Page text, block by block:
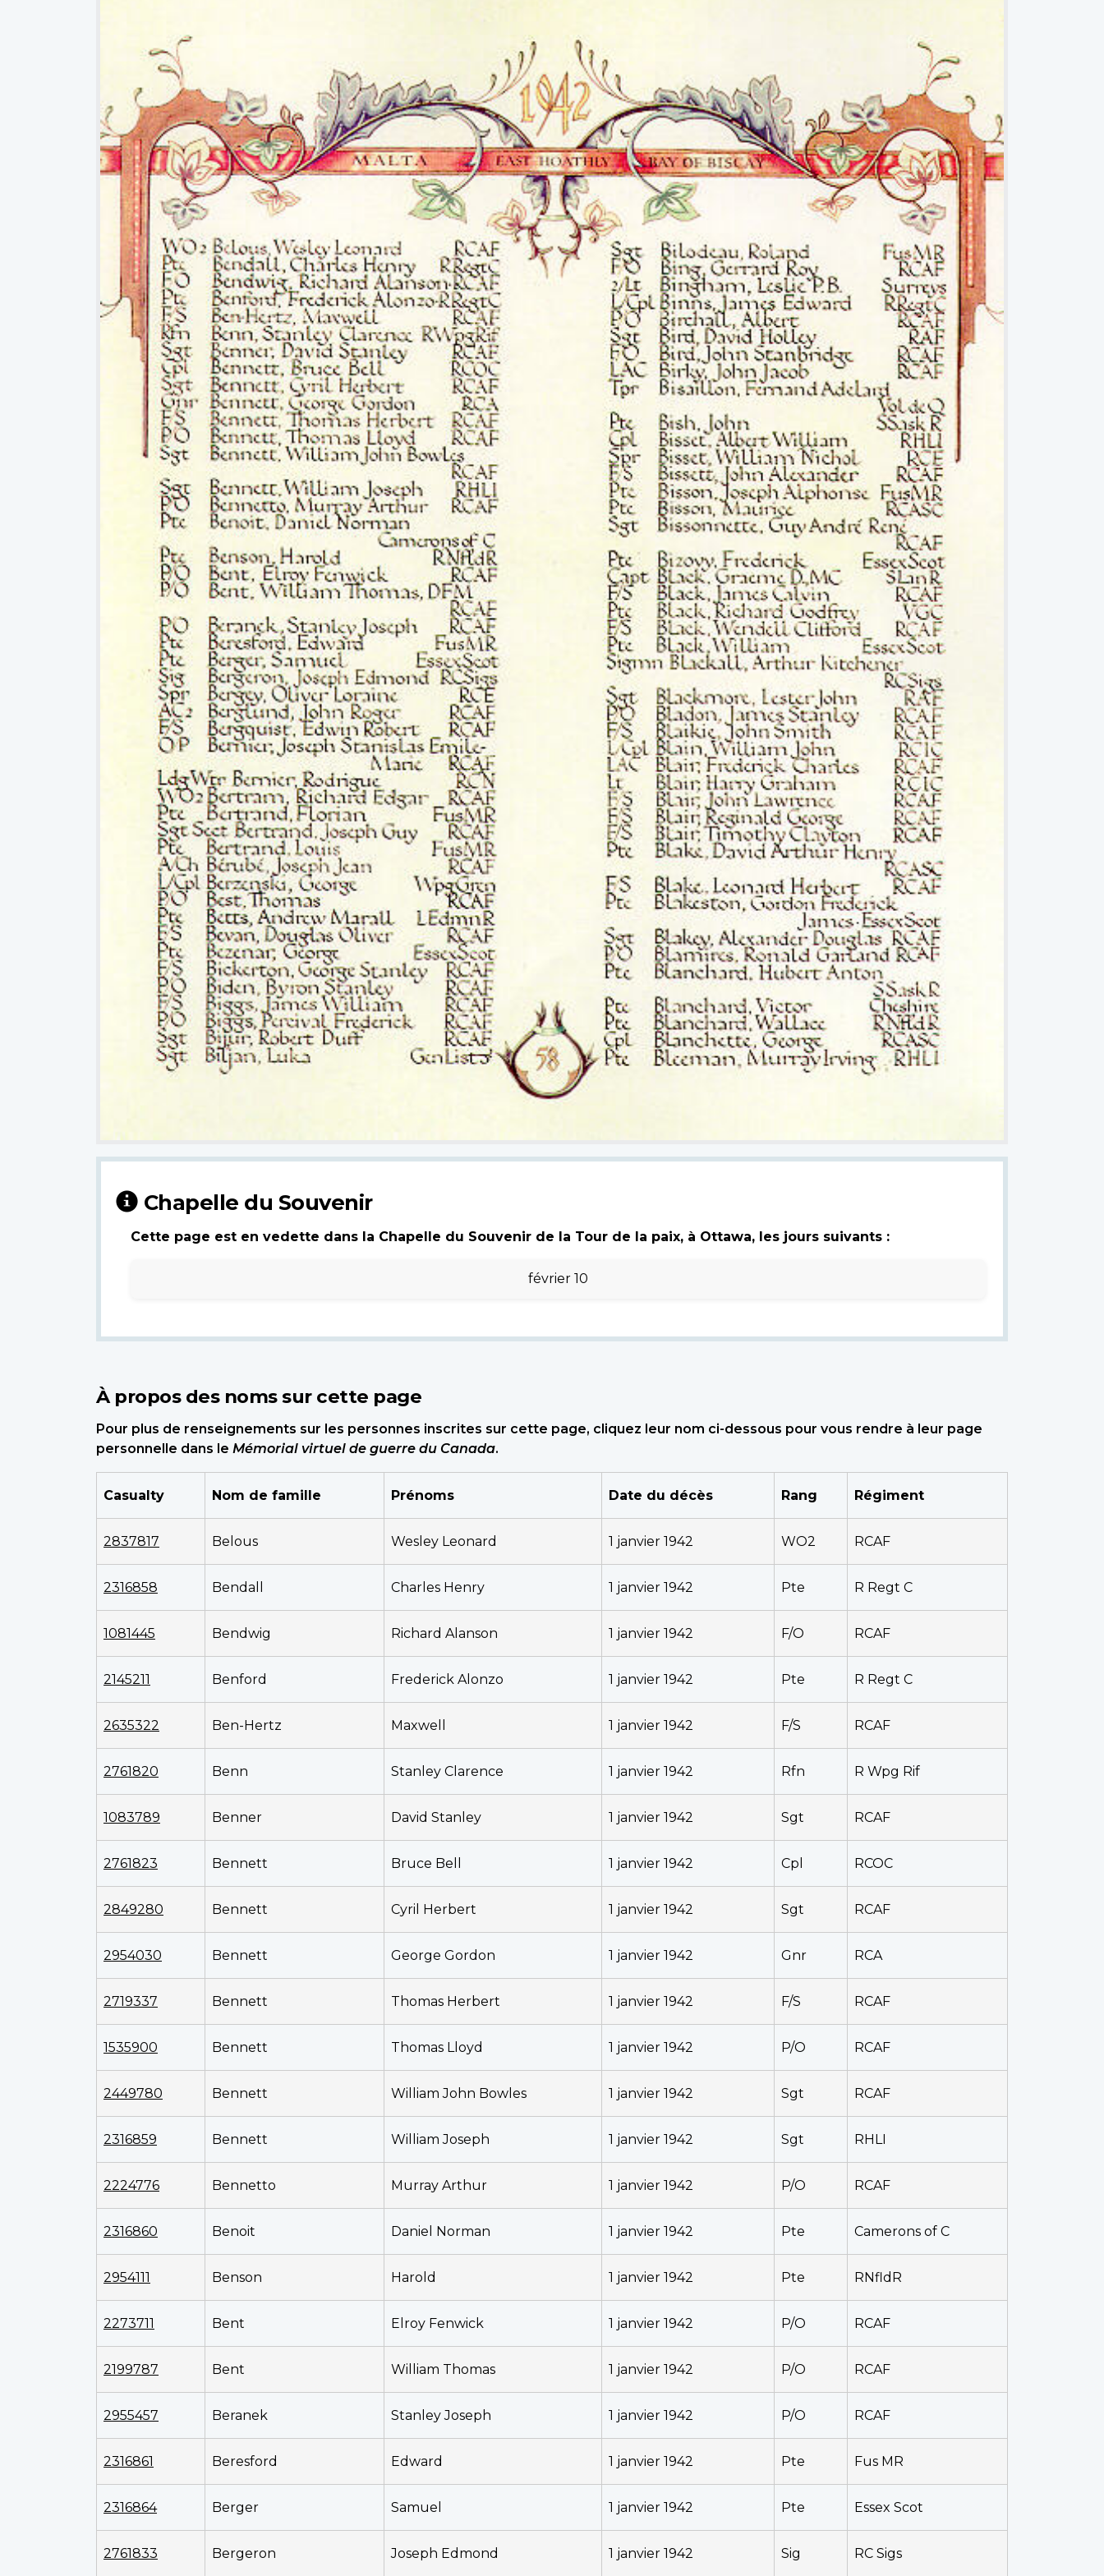
Chapelle du Souvenir
Cette page est en vedette dans la Chapelle du Souvenir de la Tour de la paix, à Ottawa, les jours suivants :
février 10
À propos des noms sur cette page
Pour plus de renseignements sur les personnes inscrites sur cette page, cliquez leur nom ci-dessous pour vous rendre à leur page
personnelle dans le Mémorial virtuel de guerre du Canada.
Casualty Nom de famille Prénoms Date du décès Rang Régiment
2837817 Belous Wesley Leonard 1 janvier 1942 WO2 RCAF
2316858 Bendall Charles Henry 1 janvier 1942 Pte R Regt C
1081445 Bendwig Richard Alanson 1 janvier 1942 F/O RCAF
2145211 Benford Frederick Alonzo 1 janvier 1942 Pte R Regt C
2635322 Ben-Hertz Maxwell 1 janvier 1942 F/S RCAF
2761820 Benn Stanley Clarence 1 janvier 1942 Rfn R Wpg Rif
1083789 Benner David Stanley 1 janvier 1942 Sgt RCAF
2761823 Bennett Bruce Bell 1 janvier 1942 Cpl RCOC
2849280 Bennett Cyril Herbert 1 janvier 1942 Sgt RCAF
2954030 Bennett George Gordon 1 janvier 1942 Gnr RCA
2719337 Bennett Thomas Herbert 1 janvier 1942 F/S RCAF
1535900 Bennett Thomas Lloyd 1 janvier 1942 P/O RCAF
2449780 Bennett William John Bowles 1 janvier 1942 Sgt RCAF
2316859 Bennett William Joseph 1 janvier 1942 Sgt RHLI
2224776 Bennetto Murray Arthur 1 janvier 1942 P/O RCAF
2316860 Benoit Daniel Norman 1 janvier 1942 Pte Camerons of C
2954111 Benson Harold 1 janvier 1942 Pte RNfldR
2273711 Bent Elroy Fenwick 1 janvier 1942 P/O RCAF
2199787 Bent William Thomas 1 janvier 1942 P/O RCAF
2955457 Beranek Stanley Joseph 1 janvier 1942 P/O RCAF
2316861 Beresford Edward 1 janvier 1942 Pte Fus MR
2316864 Berger Samuel 1 janvier 1942 Pte Essex Scot
2761833 Bergeron Joseph Edmond 1 janvier 1942 Sig RC Sigs